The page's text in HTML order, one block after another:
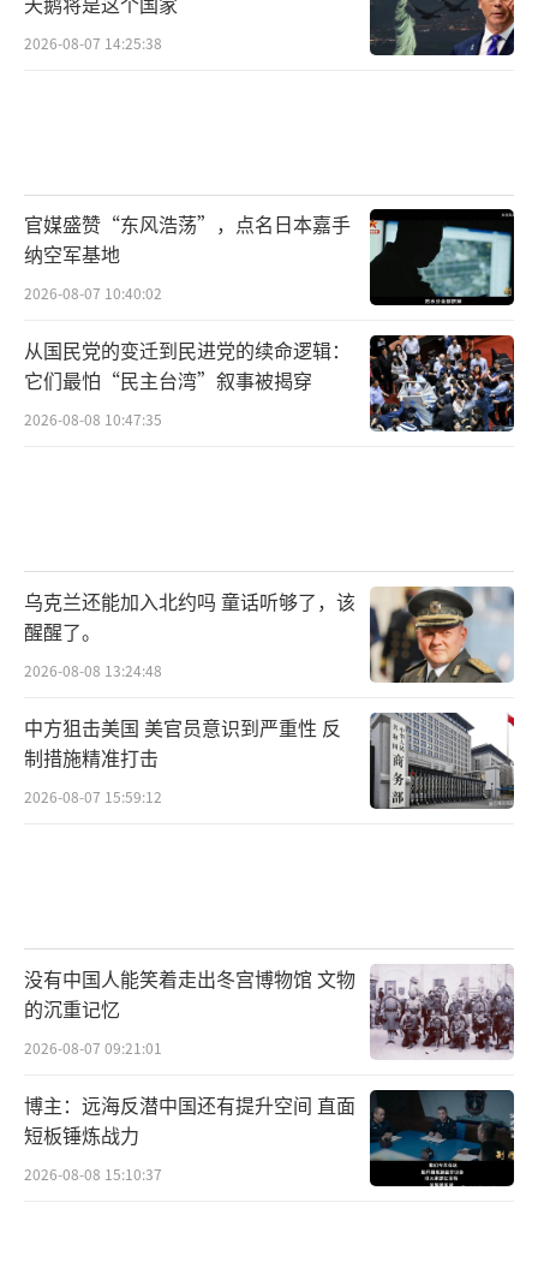
2026-08-07 14:25:38
官媒盛赞“东风浩荡”，点名日本嘉手
纳空军基地
2026-08-07 10:40:02
从国民党的变迁到民进党的续命逻辑：
它们最怕“民主台湾”叙事被揭穿
2026-08-08 10:47:35
乌克兰还能加入北约吗 童话听够了，该
醒醒了。
2026-08-08 13:24:48
中方狙击美国 美官员意识到严重性 反
制措施精准打击
2026-08-07 15:59:12
没有中国人能笑着走出冬宫博物馆 文物
的沉重记忆
2026-08-07 09:21:01
博主：远海反潜中国还有提升空间 直面
短板锤炼战力
2026-08-08 15:10:37